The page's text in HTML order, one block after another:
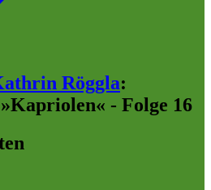
Röggla:
- Folge 16